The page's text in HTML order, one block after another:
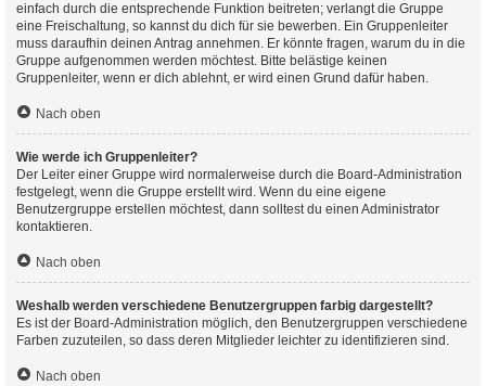
einfach durch die entsprechende Funktion beitreten; verlangt die Gruppe
eine Freischaltung, so kannst du dich für sie bewerben. Ein Gruppenleiter
muss daraufhin deinen Antrag annehmen. Er könnte fragen, warum du in die
Gruppe aufgenommen werden möchtest. Bitte belästige keinen
Gruppenleiter, wenn er dich ablehnt, er wird einen Grund dafür haben.
Nach oben
Wie werde ich Gruppenleiter?
Der Leiter einer Gruppe wird normalerweise durch die Board-Administration
festgelegt, wenn die Gruppe erstellt wird. Wenn du eine eigene
Benutzergruppe erstellen möchtest, dann solltest du einen Administrator
kontaktieren.
Nach oben
Weshalb werden verschiedene Benutzergruppen farbig dargestellt?
Es ist der Board-Administration möglich, den Benutzergruppen verschiedene
Farben zuzuteilen, so dass deren Mitglieder leichter zu identifizieren sind.
Nach oben